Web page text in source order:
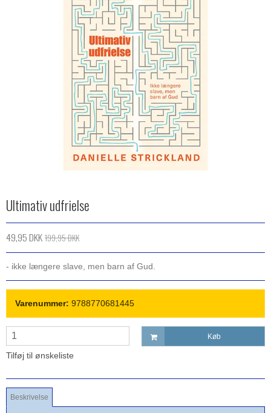
Ultimativ udfrielse
49,95 DKK199,95 DKK
- ikke længere slave, men barn af Gud.
Varenummer: 9788770681445
Køb
Tilføj til ønskeliste
Beskrivelse